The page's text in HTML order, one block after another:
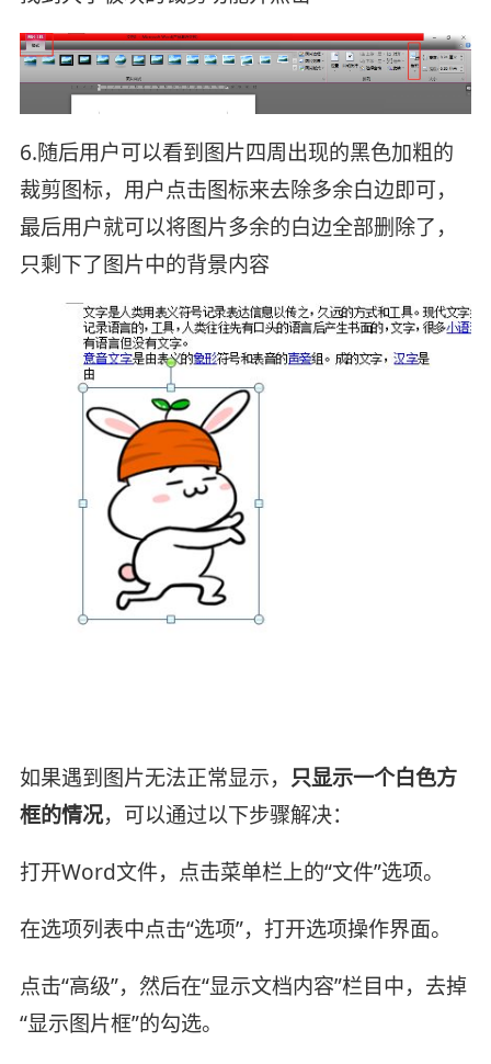
6.随后用户可以看到图片四周出现的黑色加粗的
裁剪图标，用户点击图标来去除多余白边即可，
最后用户就可以将图片多余的白边全部删除了，
只剩下了图片中的背景内容
如果遇到图片无法正常显示， 只显示一个白色方
框的情况，可以通过以下步骤解决：
打开Word文件，点击菜单栏上的“文件”选项。
在选项列表中点击“选项”，打开选项操作界面。
点击“高级”，然后在“显示文档内容”栏目中，去掉
“显示图片框”的勾选。